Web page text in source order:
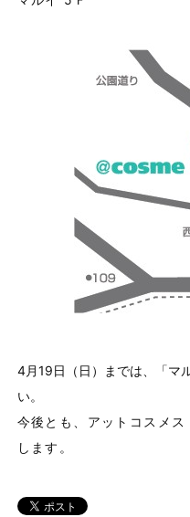
4月19日（日）までは、「マ
い。
今後とも、アットコスメ
します。